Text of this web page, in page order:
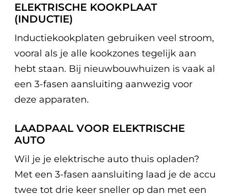
ELEKTRISCHE KOOKPLAAT
(INDUCTIE)
Inductiekookplaten gebruiken veel stroom,
vooral als je alle kookzones tegelijk aan
hebt staan. Bij nieuwbouwhuizen is vaak al
een 3-fasen aansluiting aanwezig voor
deze apparaten.
LAADPAAL VOOR ELEKTRISCHE
AUTO
Wil je je elektrische auto thuis opladen?
Met een 3-fasen aansluiting laad je de accu
twee tot drie keer sneller op dan met een